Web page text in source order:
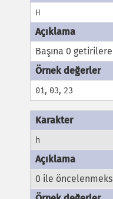
H
Başına 0
01, 03, 23
h
0 ile